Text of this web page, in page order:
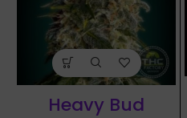
Heavy Bud